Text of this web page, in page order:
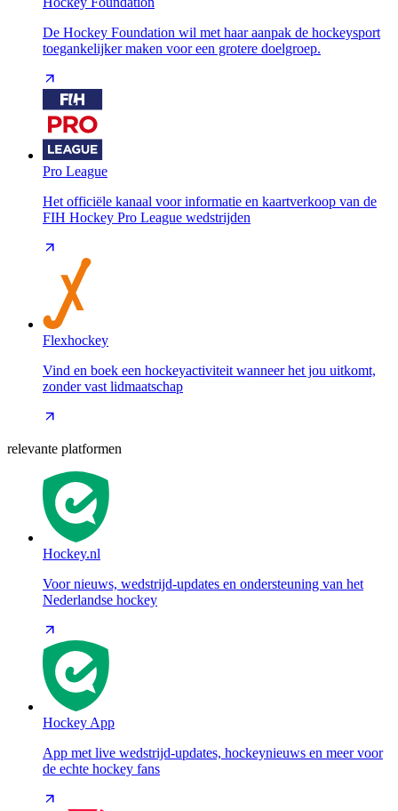
De Hockey Foundation wil met haar aanpak de hockeysport
toegankelijker maken voor een grotere doelgroep.
Pro League
Het officiële kanaal voor informatie en kaartverkoop van de
FIH Hockey Pro League wedstrijden
Flexhockey
Vind en boek een hockeyactiviteit wanneer het jou uitkomt,
zonder vast lidmaatschap
relevante platformen
Hockey.nl
Voor nieuws, wedstrijd-updates en ondersteuning van het
Nederlandse hockey
Hockey App
App met live wedstrijd-updates, hockeynieuws en meer voor
de echte hockey fans